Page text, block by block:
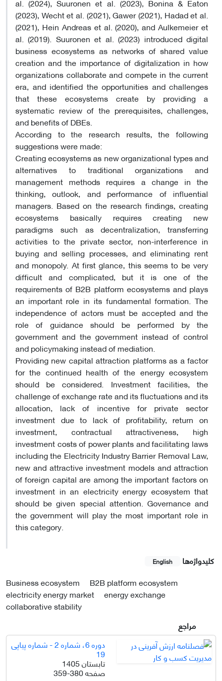
(2023), Wecht et al. (2021), Gawer (2021), Hadad et al.
(2021), Hein Andreas et al. (2020), and Aulkemeier et
al. (2019). Suuronen et al. (2023) introduced digital
business ecosystems as networks of shared value
creation and the importance of digitalization in how
organizations collaborate and compete in the current
era, and identified the opportunities and challenges
that these ecosystems create by providing a
systematic review of the prerequisites, challenges,
and benefits of DBEs.
According to the research results, the following
suggestions were made:
Creating ecosystems as new organizational types and
alternatives to traditional organizations and
management methods requires a change in the
thinking, outlook, and performance of influential
managers. Based on the research findings, creating
ecosystems basically requires creating new
paradigms such as decentralization, transferring
activities to the private sector, non-interference in
buying and selling processes, and eliminating rent
and monopoly. At first glance, this seems to be very
difficult and complicated, but it is one of the
requirements of B2B platform ecosystems and plays
an important role in its fundamental formation. The
independence of actors must be accepted and the
role of guidance should be performed by the
government and the government instead of control
and policymaking instead of mediation.
Providing new capital attraction platforms as a factor
for the continued health of the energy ecosystem
should be considered. Investment facilities, the
challenge of exchange rate and its fluctuations and its
allocation, lack of incentive for private sector
investment due to lack of profitability, return on
investment, contractual attractiveness, high
investment costs of power plants and facilitating laws
including the Electricity Industry Barrier Removal Law,
new and attractive investment models and attraction
of foreign capital are among the important factors on
investment in an electricity energy ecosystem that
should be given special attention. Governance and
the government will play the most important role in
this category.
کلیدواژه‌ها English
Business ecosystem
B2B platform ecosystem
electricity energy market
energy exchange
collaborative stability
مراجع
دوره 6، شماره 2 - شماره پیاپی
19
تابستان 1405
صفحه359-380